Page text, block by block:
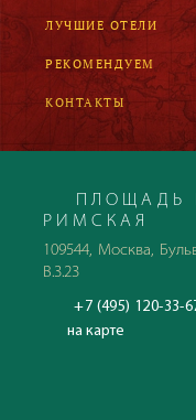
ЛУЧШИЕ ОТЕЛИ
РЕКОМЕНДУЕМ
КОНТАКТЫ
ПЛОЩАДЬ
РИМСКАЯ
109544, Москва,
В.3.23
+7 (495) 120-33-
на карте